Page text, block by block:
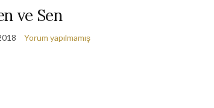
ve Sen
Yorum yapılmamış